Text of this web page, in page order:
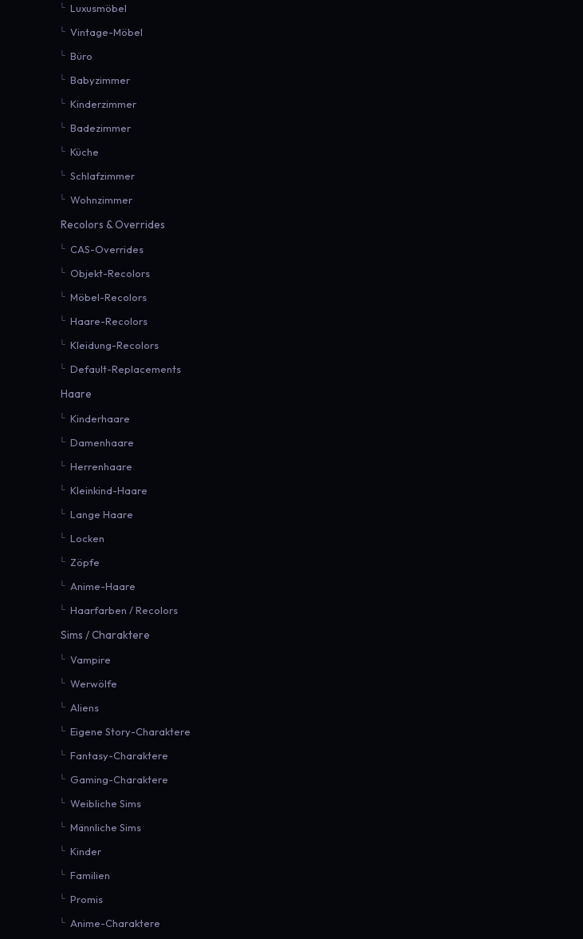
Luxusmöbel
Vintage-Möbel
Büro
Babyzimmer
Kinderzimmer
Badezimmer
Küche
Schlafzimmer
Wohnzimmer
Recolors & Overrides
CAS-Overrides
Objekt-Recolors
Möbel-Recolors
Haare-Recolors
Kleidung-Recolors
Default-Replacements
Haare
Kinderhaare
Damenhaare
Herrenhaare
Kleinkind-Haare
Lange Haare
Locken
Zöpfe
Anime-Haare
Haarfarben / Recolors
Sims / Charaktere
Vampire
Werwölfe
Aliens
Eigene Story-Charaktere
Fantasy-Charaktere
Gaming-Charaktere
Weibliche Sims
Männliche Sims
Kinder
Familien
Promis
Anime-Charaktere